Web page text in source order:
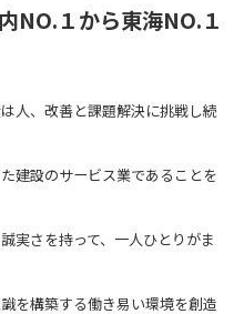
NO.１から東海NO.１
人、改善と課題解決に挑戦し続
建設のサービス業であることを
実さを持って、一人ひとりがま
を構築する働き易い環境を創造